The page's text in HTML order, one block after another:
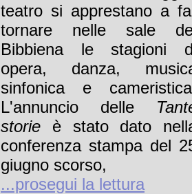
teatro si apprestano a
tornare nelle sale
Bibbiena le stagioni
opera, danza,
sinfonica e
L'annuncio delle
storie è stato dato
conferenza stampa del
giugno scorso,
...prosegui la lettura